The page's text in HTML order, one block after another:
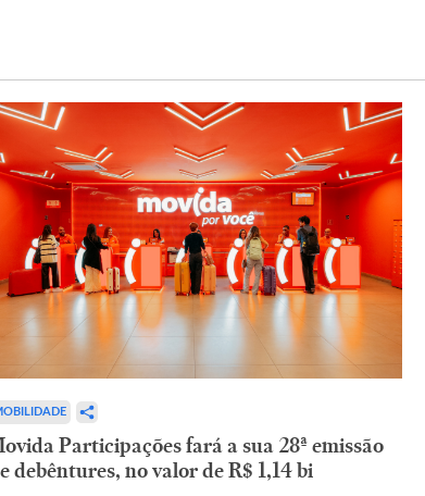
Participações fará a sua 28ª emissão
debêntures, no valor de R$ 1,14 bi